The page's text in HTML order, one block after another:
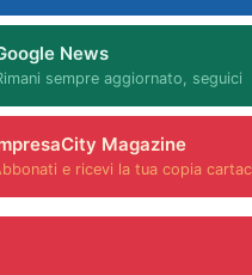
News
sempre aggiornato, seguici
Magazine
e ricevi la tua copia